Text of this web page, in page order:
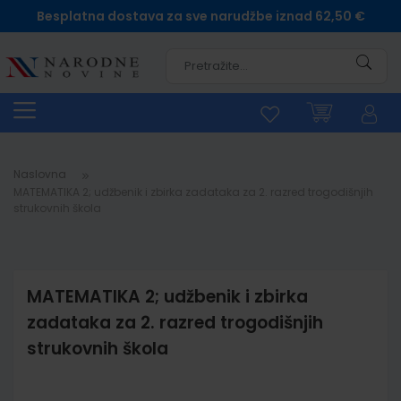
Besplatna dostava za sve narudžbe iznad 62,50 €
Naslovna
MATEMATIKA 2; udžbenik i zbirka
zadataka za 2. razred trogodišnjih
strukovnih škola